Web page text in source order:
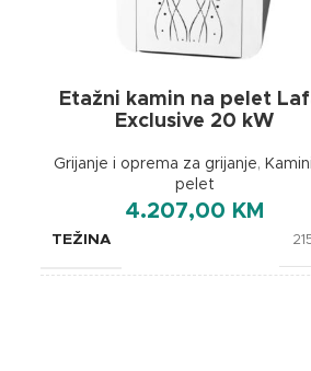
Etažni kamin na pelet
Exclusive 20 kW
Grijanje i oprema za grijanje,
pelet
4.207,00 KM
TEŽINA